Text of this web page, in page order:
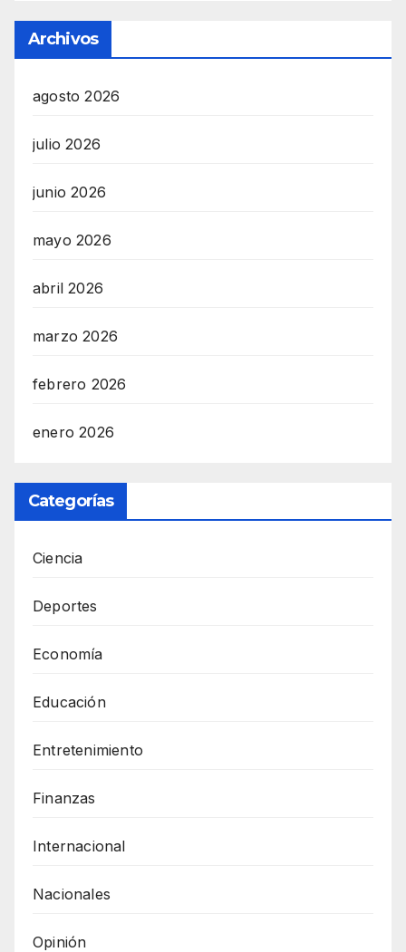
Archivos
agosto 2026
julio 2026
junio 2026
mayo 2026
abril 2026
marzo 2026
febrero 2026
enero 2026
Categorías
Ciencia
Deportes
Economía
Educación
Entretenimiento
Finanzas
Internacional
Nacionales
Opinión